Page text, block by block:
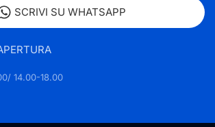
SCRIVI SU WHATSAPP
14.00-18.00